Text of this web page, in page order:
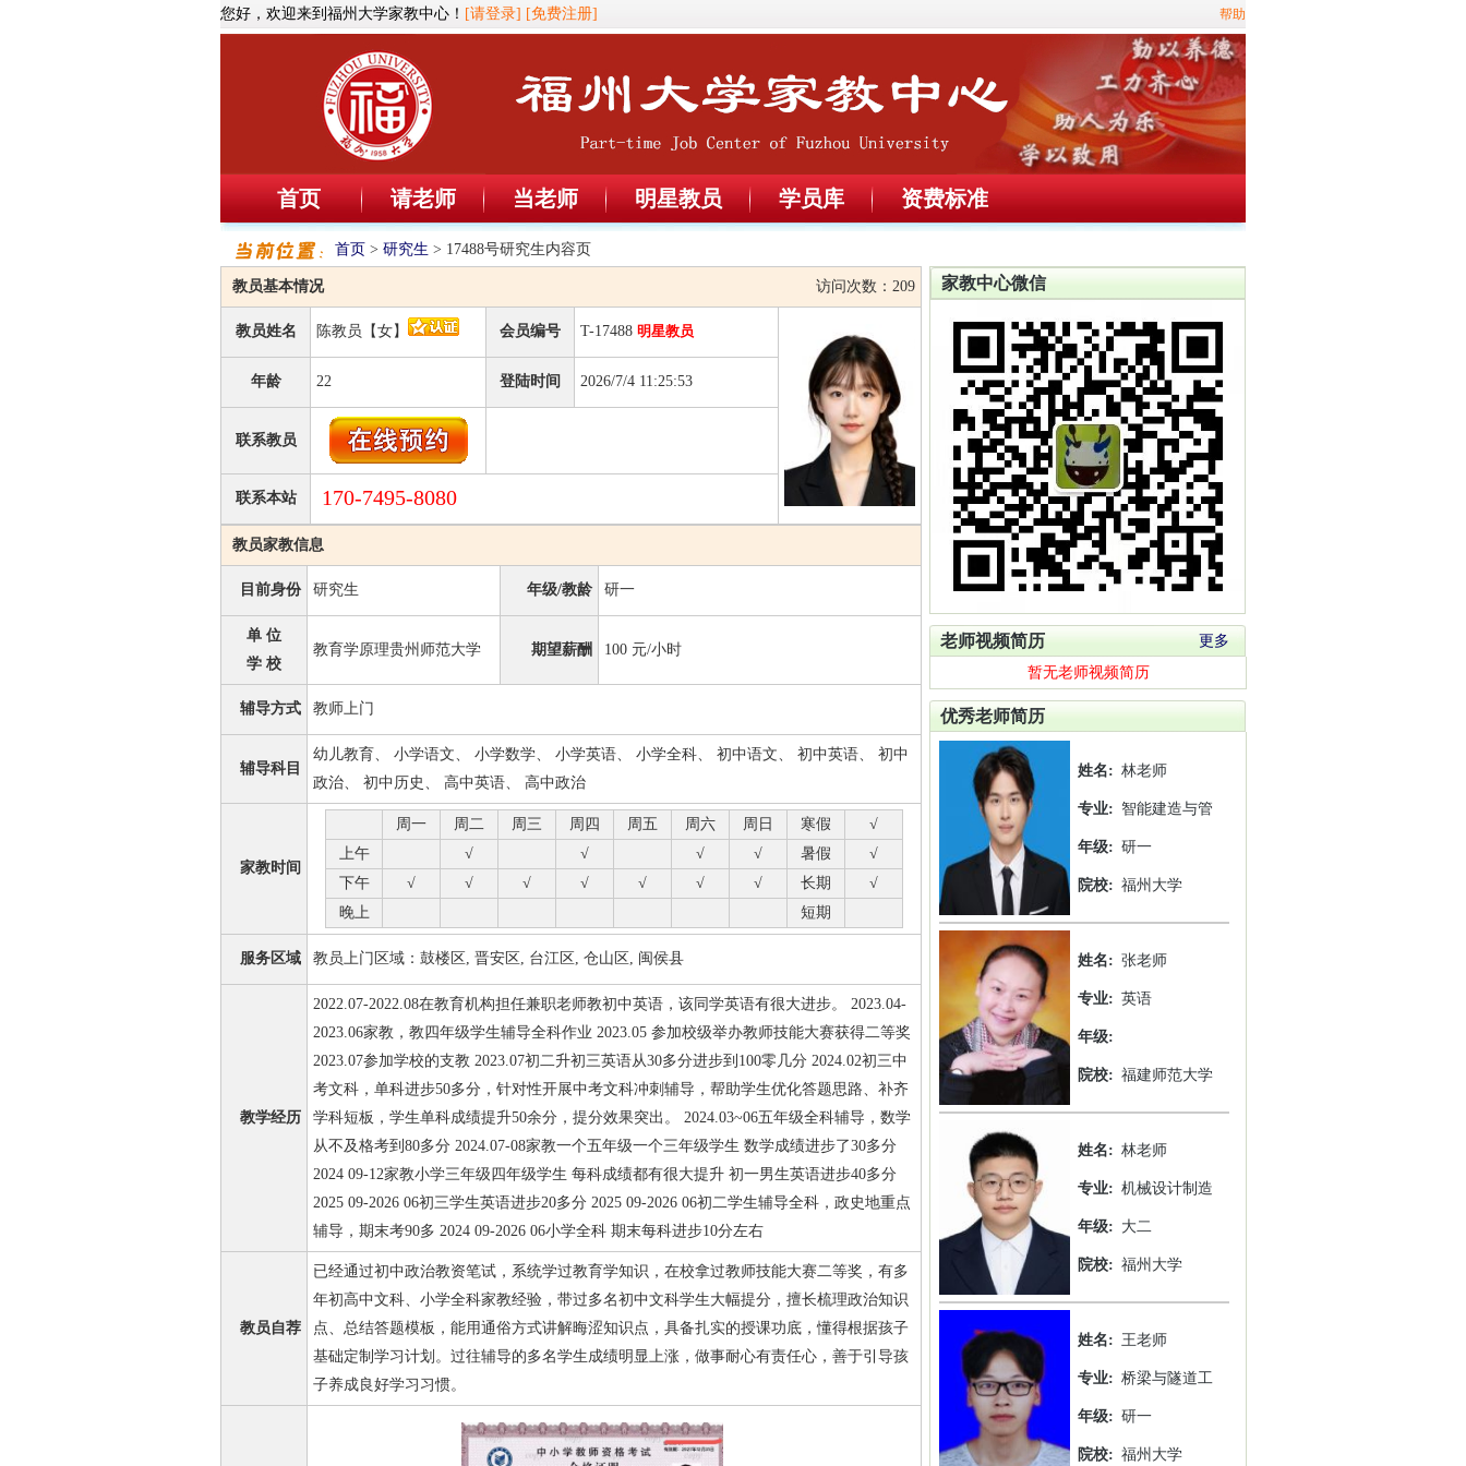
您好，欢迎来到福州大学家教中心！ [请登录] [免费注册] 帮助
首页 请老师 当老师 明星教员 学员库 资费标准
首页 > 研究生 > 17488号研究生内容页
教员基本情况 访问次数： 209
教员姓名 陈教员【女】 会员编号 T-17488 明星教员
年龄 22 登陆时间 2026/7/4 11:25:53
联系教员
联系本站 170-7495-8080
教员家教信息
目前身份 研究生 年级/教龄 研一
单 位
学 校
教育学原理贵州师范大学 期望薪酬 100 元/小时
辅导方式 教师上门
辅导科目
幼儿教育、 小学语文、 小学数学、 小学英语、 小学全科、 初中语文、 初中英语、 初中
政治、 初中历史、 高中英语、 高中政治
家教时间
周一 周二 周三 周四 周五 周六 周日 寒假
√
上午
√ √ √ √ 暑假
√
下午
√ √ √ √ √ √ √ 长期
√
晚上
短期
服务区域 教员上门区域：鼓楼区, 晋安区, 台江区, 仓山区, 闽侯县
教学经历
2022.07-2022.08在教育机构担任兼职老师教初中英语，该同学英语有很大进步。 2023.04-
2023.06家教，教四年级学生辅导全科作业 2023.05 参加校级举办教师技能大赛获得二等奖
2023.07参加学校的支教 2023.07初二升初三英语从30多分进步到100零几分 2024.02初三中
考文科，单科进步50多分，针对性开展中考文科冲刺辅导，帮助学生优化答题思路、补齐
学科短板，学生单科成绩提升50余分，提分效果突出。 2024.03~06五年级全科辅导，数学
从不及格考到80多分 2024.07-08家教一个五年级一个三年级学生 数学成绩进步了30多分
2024 09-12家教小学三年级四年级学生 每科成绩都有很大提升 初一男生英语进步40多分
2025 09-2026 06初三学生英语进步20多分 2025 09-2026 06初二学生辅导全科，政史地重点
辅导，期末考90多 2024 09-2026 06小学全科 期末每科进步10分左右
教员自荐
已经通过初中政治教资笔试，系统学过教育学知识，在校拿过教师技能大赛二等奖，有多
年初高中文科、小学全科家教经验，带过多名初中文科学生大幅提分，擅长梳理政治知识
点、总结答题模板，能用通俗方式讲解晦涩知识点，具备扎实的授课功底，懂得根据孩子
基础定制学习计划。过往辅导的多名学生成绩明显上涨，做事耐心有责任心，善于引导孩
子养成良好学习习惯。
家教中心微信
老师视频简历
更多
暂无老师视频简历
优秀老师简历
姓名: 林老师
专业: 智能建造与管
年级: 研一
院校: 福州大学
姓名: 张老师
专业: 英语
年级:
院校: 福建师范大学
姓名: 林老师
专业: 机械设计制造
年级: 大二
院校: 福州大学
姓名: 王老师
专业: 桥梁与隧道工
年级: 研一
院校: 福州大学